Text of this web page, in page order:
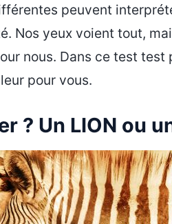
peuvent
Nos yeux voient tout,
nous. Dans ce test test
pour vous.
? Un LION ou